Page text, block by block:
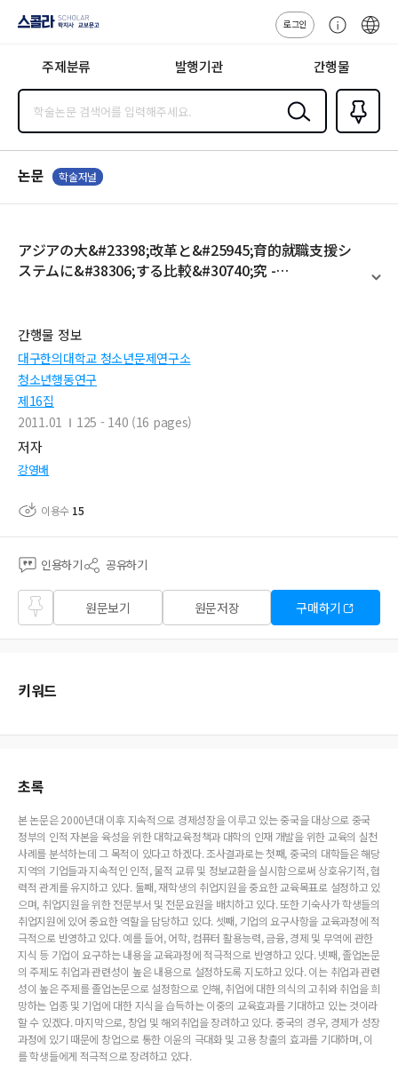
지사·교보문고
로그인
센
주제분류 발행기관 간행물
검색
즐겨찾
기0
논문 학술저널
アジアの大&#23398;改革と&#25945;育的就職支援シ
ステムに&#38306;する比較&#30740;究 -
간행물 정보
대구한의대학교 청소년문제연구소
청소년행동연구
제16집
2011.01
125 - 140 (16 pages)
저자
강영배
이용수 15
인용하기 공유하기
즐겨
찾기
원문보기 원문저장 구매하기
키워드
초록
본 논문은 2000년대 이후 지속적으로 경제성장을 이루고 있는 중국을 대상으로 중국
정부의 인적 자본을 육성을 위한 대학교육정책과 대학의 인재 개발을 위한 교육의 실천
사례를 분석하는데 그 목적이 있다고 하겠다. 조사결과로는 첫째, 중국의 대학들은 해당
지역의 기업들과 지속적인 인적, 물적 교류 및 정보교환을 실시함으로써 상호유기적, 협
력적 관계를 유지하고 있다. 둘째, 재학생의 취업지원을 중요한 교육목표로 설정하고 있
으며, 취업지원을 위한 전문부서 및 전문요원을 배치하고 있다. 또한 기숙사가 학생들의
취업지원에 있어 중요한 역할을 담당하고 있다. 셋째, 기업의 요구사항을 교육과정에 적
극적으로 반영하고 있다. 예를 들어, 어학, 컴퓨터 활용능력, 금융, 경제 및 무역에 관한
지식 등 기업이 요구하는 내용을 교육과정에 적극적으로 반영하고 있다. 넷째, 졸업논문
의 주제도 취업과 관련성이 높은 내용으로 설정하도록 지도하고 있다. 이는 취업과 관련
성이 높은 주제를 졸업논문으로 설정함으로 인해, 취업에 대한 의식의 고취와 취업을 희
망하는 업종 및 기업에 대한 지식을 습득하는 이중의 교육효과를 기대하고 있는 것이라
할 수 있겠다. 마지막으로, 창업 및 해외취업을 장려하고 있다. 중국의 경우, 경제가 성장
과정에 있기 때문에 창업으로 통한 이윤의 극대화 및 고용 창출의 효과를 기대하며, 이
를 학생들에게 적극적으로 장려하고 있다.